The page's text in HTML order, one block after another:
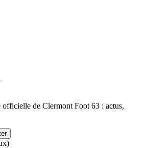
officielle de Clermont Foot 63 : actus,